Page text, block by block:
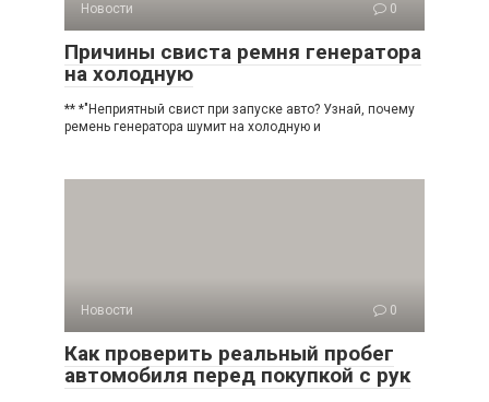
Новости 0
Причины свиста ремня генератора
на холодную
** *"Неприятный свист при запуске авто? Узнай, почему
ремень генератора шумит на холодную и
Новости 0
Как проверить реальный пробег
автомобиля перед покупкой с рук